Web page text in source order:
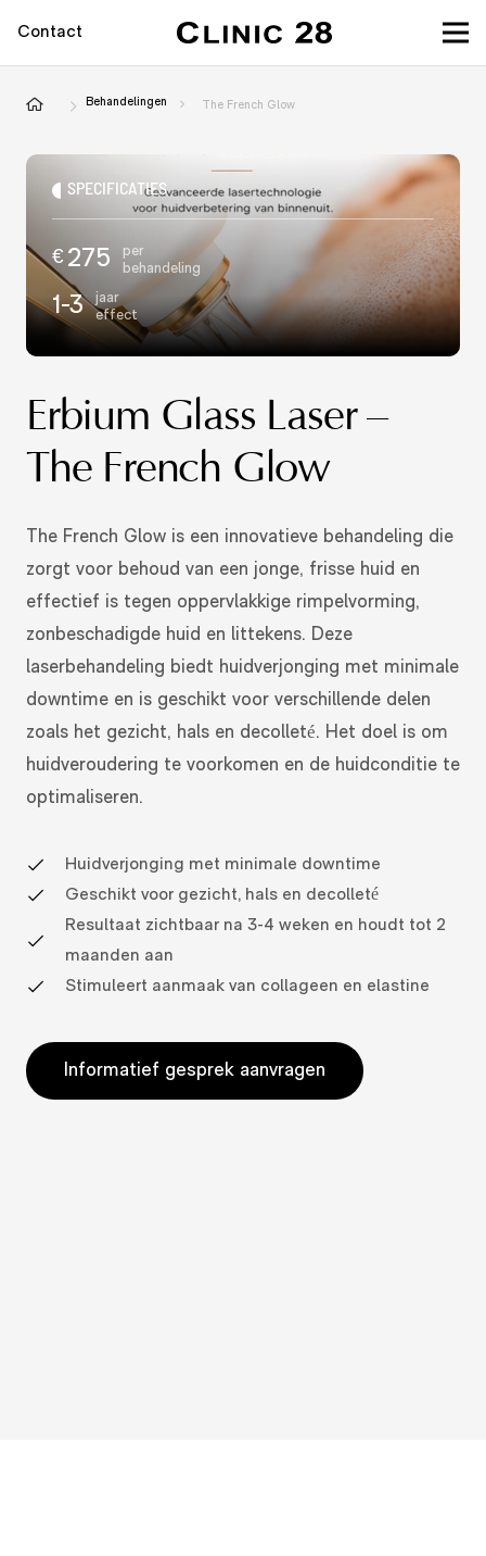
Contact
Behandelingen The French Glow
Erbium Glass Laser –
The French Glow
The French Glow is een innovatieve behandeling die
zorgt voor behoud van een jonge, frisse huid en
effectief is tegen oppervlakkige rimpelvorming,
zonbeschadigde huid en littekens. Deze
laserbehandeling biedt huidverjonging met minimale
downtime en is geschikt voor verschillende delen
zoals het gezicht, hals en decolleté. Het doel is om
huidveroudering te voorkomen en de huidconditie te
optimaliseren.
Huidverjonging met minimale downtime
Geschikt voor gezicht, hals en decolleté
Resultaat zichtbaar na 3-4 weken en houdt tot 2
maanden aan
Stimuleert aanmaak van collageen en elastine
Informatief gesprek aanvragen
SPECIFICATIES
€ 275
per
behandeling
1-3
jaar
effect